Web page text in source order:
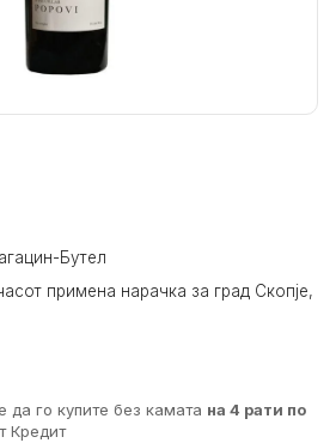
Бутел
примена нарачка за град Скопје,
да го купите без камата на 4 рати по
Кредит